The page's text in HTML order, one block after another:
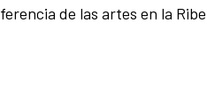
de las artes en la